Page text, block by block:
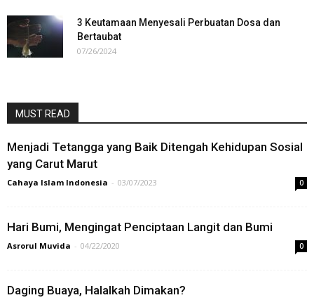
3 Keutamaan Menyesali Perbuatan Dosa dan
Bertaubat
07/26/2024
MUST READ
Menjadi Tetangga yang Baik Ditengah Kehidupan Sosial
yang Carut Marut
Cahaya Islam Indonesia - 03/07/2023 0
Hari Bumi, Mengingat Penciptaan Langit dan Bumi
Asrorul Muvida - 04/22/2020 0
Daging Buaya, Halalkah Dimakan?